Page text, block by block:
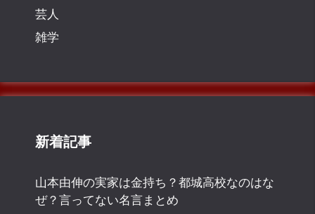
芸人
雑学
新着記事
山本由伸の実家は金持ち？都城高校なのはな
ぜ？言ってない名言まとめ